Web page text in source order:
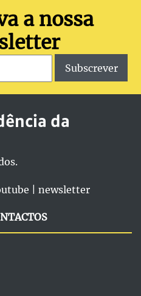
a nossa
Subscrever
da
newsletter